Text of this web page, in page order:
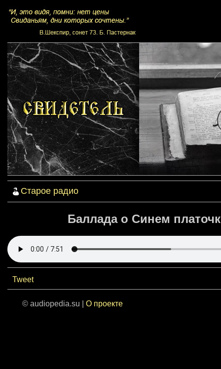
Старое радио
Баллада о Синем
Tweet
© audiopedia.su | О проекте